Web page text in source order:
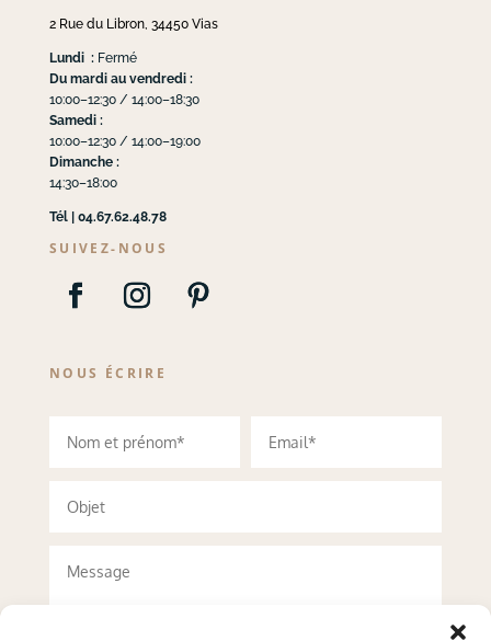
2 Rue du Libron, 34450 Vias
Lundi :Fermé
Du mardi au vendredi :
10:00–12:30 / 14:00–18:30
Samedi :
10:00–12:30 / 14:00–19:00
Dimanche :
14:30–18:00
Tél | 04.67.62.48.78
SUIVEZ-NOUS
NOUS ÉCRIRE